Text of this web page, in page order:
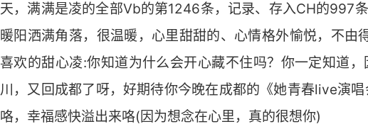
天，满满是凌的全部Vb的第1246条，记录、存入CH的997
暖阳洒满角落，很温暖，心里甜甜的、心情格外愉悦，不由
喜欢的甜心凌:你知道为什么会开心藏不住吗？你一定知道
川，又回成都了呀，好期待你今晚在成都的《她青春live演
咯，幸福感快溢出来咯(因为想念在心里，真的很想你)